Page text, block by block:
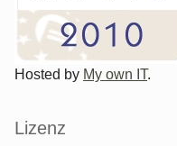
Hosted by My own IT.
Lizenz